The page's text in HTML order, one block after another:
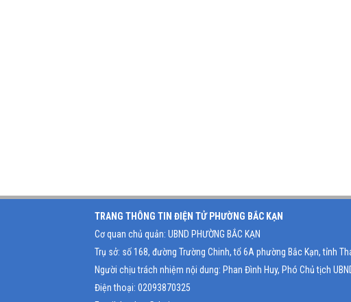
TRANG THÔNG TIN ĐIỆN TỬ PHƯỜNG BẮC KẠN
Cơ quan chủ quản: UBND PHƯỜNG BẮC KẠN
Trụ sở: số 168, đường Trường Chinh, tổ 6A phường Bắc Kạn, tỉnh
Người chịu trách nhiệm nội dung: Phan Đình Huy, Phó Chủ tịch
Điện thoại: 02093870325